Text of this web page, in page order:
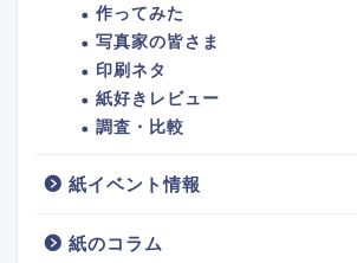
作ってみた
写真家の皆さま
印刷ネタ
紙好きレビュー
調査・比較
紙イベント情報
紙のコラム